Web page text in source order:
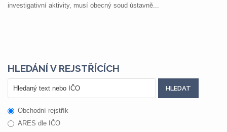
investigativní aktivity, musí obecný soud ústavně...
HLEDÁNÍ V REJSTŘÍCÍCH
Obchodní rejstřík
ARES dle IČO